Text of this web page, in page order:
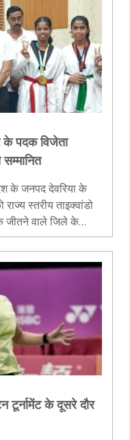
के पदक विजेता
के जनपद देवरिया के
स्तरीय ताइक्वांडो
जीतने वाले जिले के
की उपलब्धि पर
टूर्नामेंट के दूसरे दौर